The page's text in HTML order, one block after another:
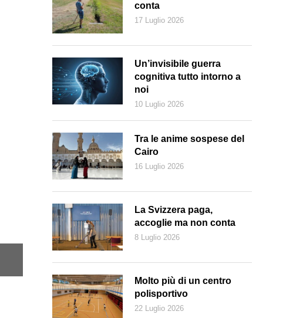
Immagine della copertina del libro di Maurizio Cucchi, La Scatola
conta
17 Luglio 2026
Un’invisibile guerra
cognitiva tutto intorno a
noi
10 Luglio 2026
Tra le anime sospese del
Cairo
16 Luglio 2026
La Svizzera paga,
accoglie ma non conta
8 Luglio 2026
Molto più di un centro
polisportivo
22 Luglio 2026